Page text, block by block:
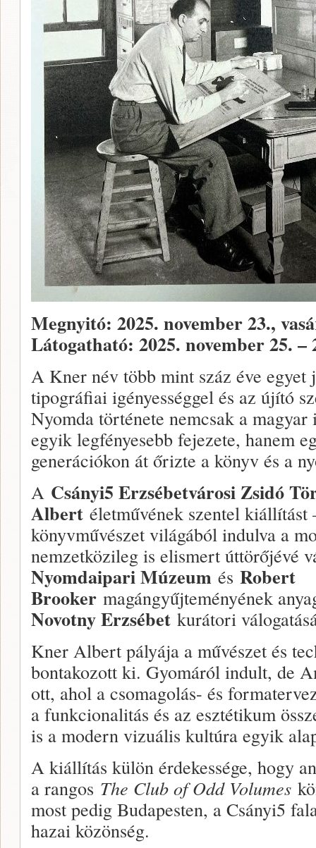
Megnyitó: 2025. november 23.,
Látogatható: 2025. november 25. –
A Kner név több mint száz éve egyet
tipográfiai igényességgel és az újító
Nyomda története nemcsak a
egyik legfényesebb fejezete, hanem
generációkon át őrizte a könyv és a
A Csányi5 Erzsébetvárosi Zsidó
Albert életművének szentel kiállítást
könyvművészet világából indulva a
nemzetközileg is elismert úttörőjévé
Nyomdaipari Múzeum és Robert
Brooker magángyűjteményének
Novotny Erzsébet kurátori
Kner Albert pályája a művészet és
bontakozott ki. Gyomáról indult, de
ott, ahol a csomagolás- és
a funkcionalitás és az esztétikum
is a modern vizuális kultúra egyik
A kiállítás külön érdekessége, hogy
a rangos The Club of Odd Volumes
most pedig Budapesten, a Csányi5
hazai közönség.